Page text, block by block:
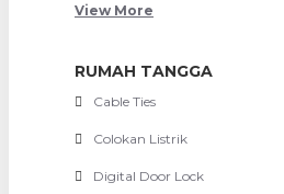
View More
RUMAH TANGGA
Cable Ties
Colokan Listrik
Digital Door Lock